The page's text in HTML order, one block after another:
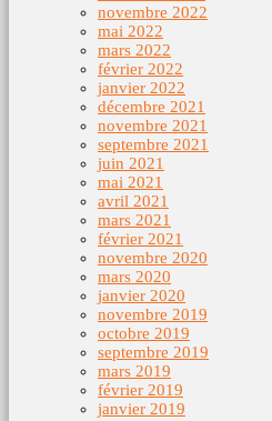
novembre 2022
mai 2022
mars 2022
février 2022
janvier 2022
décembre 2021
novembre 2021
septembre 2021
juin 2021
mai 2021
avril 2021
mars 2021
février 2021
novembre 2020
mars 2020
janvier 2020
novembre 2019
octobre 2019
septembre 2019
mars 2019
février 2019
janvier 2019